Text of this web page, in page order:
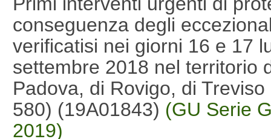
conseguenza degli
verificatisi nei giorni 16 e 17
settembre 2018 nel territorio
Padova, di Rovigo, di
580) (19A01843) (GU Serie
2019)